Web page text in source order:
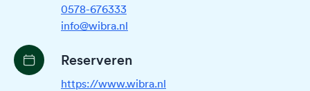
0578-676333
info@wibra.nl
Reserveren
https://www.wibra.nl